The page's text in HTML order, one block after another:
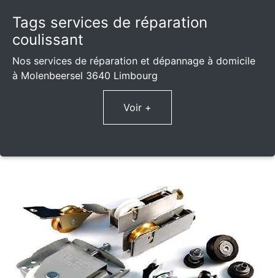
Tags services de réparation
coulissant
Nos services de réparation et dépannage à domicile
à Molenbeersel 3640 Limbourg
Voir +